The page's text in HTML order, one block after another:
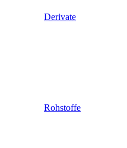
Derivate
Rohstoffe